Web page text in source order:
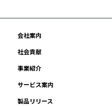
会社案内
社会貢献
事業紹介
サービス案内
製品リリース